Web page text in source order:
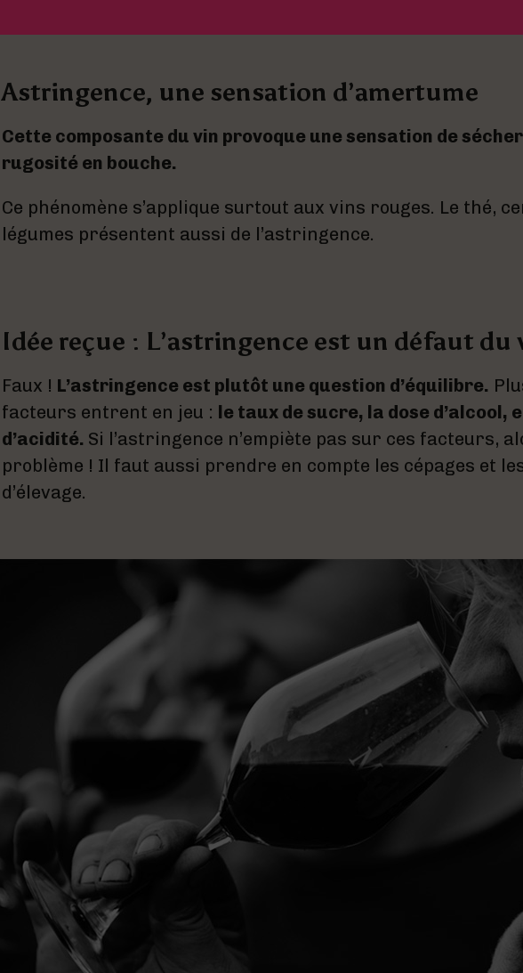
Astringence, une sensation d’amertume
Cette composante du vin provoque une sensation de
rugosité en bouche.
Ce phénomène s’applique surtout aux vins rouges. Le thé,
légumes présentent aussi de l’astringence.
Idée reçue : L’astringence est un défaut du
Faux ! L’astringence est plutôt une question d’équilibre.
facteurs entrent en jeu : le taux de sucre, la dose d’alcool,
d’acidité. Si l’astringence n’empiète pas sur ces facteurs,
problème ! Il faut aussi prendre en compte les cépages et
d’élevage.